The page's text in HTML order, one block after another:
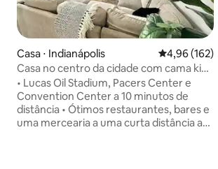
Casa ⋅ Indianápolis 4,96 de
4,96 (162)
Casa no centro da cidade com cama king
size, estacionamento, bares e
restaurantes
• Lucas Oil Stadium, Pacers Center e
Convention Center a 10 minutos de
distância • Ótimos restaurantes, bares e
uma mercearia a uma curta distância a